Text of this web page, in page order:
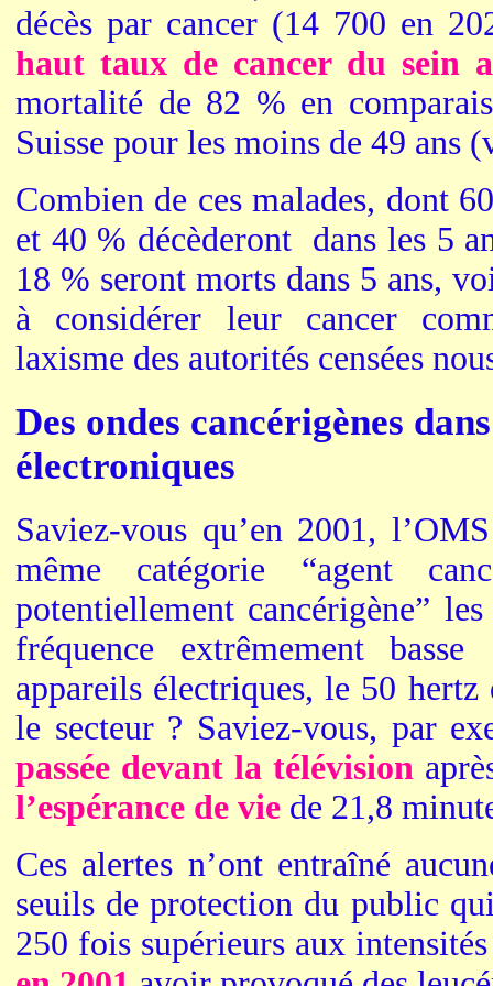
décès par cancer (14 700 en
haut taux de cancer du sein
mortalité de 82 % en
Suisse pour les moins de 49 ans
Combien de ces malades, dont
et 40 % décèderont dans les 5
18 % seront morts dans 5 ans,
à considérer leur cancer
laxisme des autorités censées
Des ondes cancérigènes
électroniques
Saviez-vous qu’en 2001,
même catégorie “agent
potentiellement cancérigène”
fréquence extrêmement basse
appareils électriques, le 50 hertz
le secteur ? Saviez-vous, par
passée devant la télévision
l’espérance de vie de 21,8
Ces alertes n’ont entraîné
seuils de protection du public
250 fois supérieurs aux